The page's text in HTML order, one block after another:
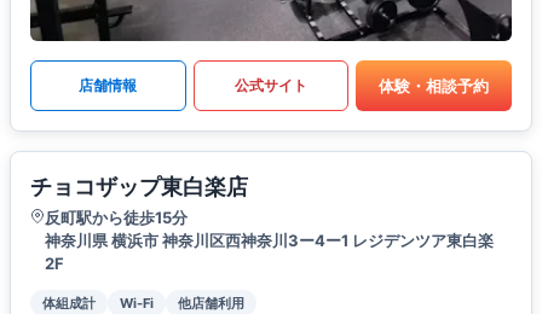
店舗情報 公式サイト 体験・相談予約
チョコザップ東白楽店
反町駅から徒歩15分
神奈川県 横浜市 神奈川区西神奈川3ー4ー1 レジデンツア東白楽
2F
体組成計 Wi-Fi 他店舗利用